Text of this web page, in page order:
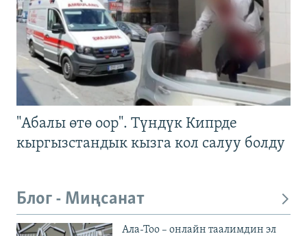
"Абалы өтө оор". Түндүк Кипрде
кыргызстандык кызга кол салуу болду
Блог - Миңсанат
Ала-Тоо – онлайн таалимдин эл